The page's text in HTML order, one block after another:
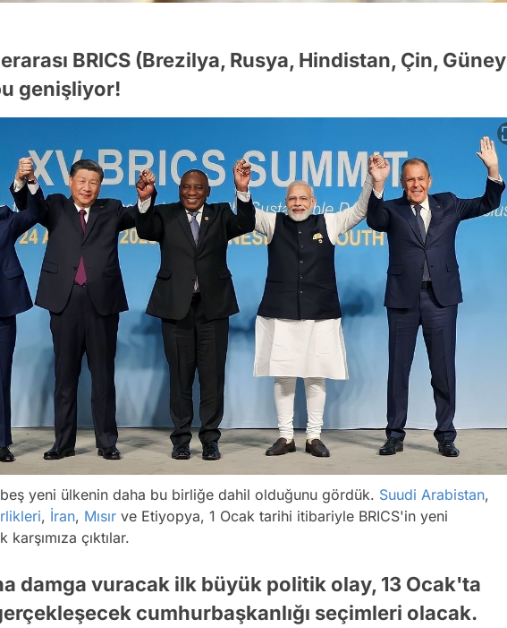
BRICS (Brezilya, Rusya, Hindistan, Çin, Güney
genişliyor!
beş yeni ülkenin daha bu birliğe dahil olduğunu gördük. Suudi Arabistan,
, İran, Mısır ve Etiyopya, 1 Ocak tarihi itibariyle BRICS'in yeni
karşımıza çıktılar.
damga vuracak ilk büyük politik olay, 13 Ocak'ta
cumhurbaşkanlığı seçimleri olacak.